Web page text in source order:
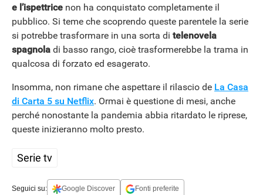
e l’ispettrice non ha conquistato completamente il
pubblico. Si teme che scoprendo queste parentele la serie
si potrebbe trasformare in una sorta di telenovela
spagnola di basso rango, cioè trasformerebbe la trama in
qualcosa di forzato ed esagerato.
Insomma, non rimane che aspettare il rilascio de La Casa
di Carta 5 su Netflix. Ormai è questione di mesi, anche
perché nonostante la pandemia abbia ritardato le riprese,
queste inizieranno molto presto.
Serie tv
Seguici su: Google Discover Fonti preferite